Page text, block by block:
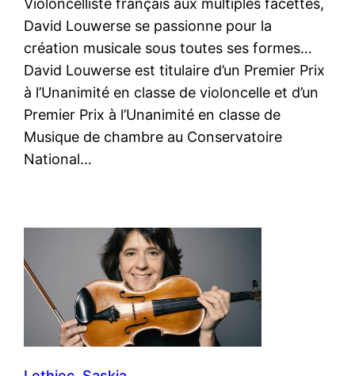
Violoncelliste français aux multiples facettes,
David Louwerse se passionne pour la
création musicale sous toutes ses formes…
David Louwerse est titulaire d’un Premier Prix
à l’Unanimité en classe de violoncelle et d’un
Premier Prix à l’Unanimité en classe de
Musique de chambre au Conservatoire
National…